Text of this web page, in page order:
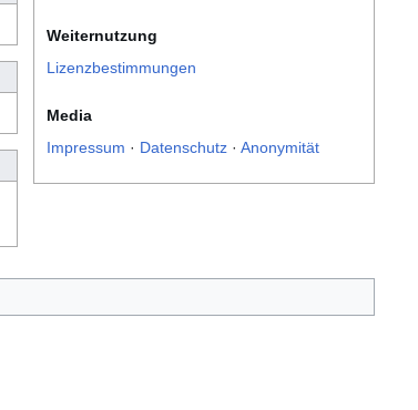
Weiternutzung
Lizenzbestimmungen
Media
Impressum · Datenschutz· Anonymität